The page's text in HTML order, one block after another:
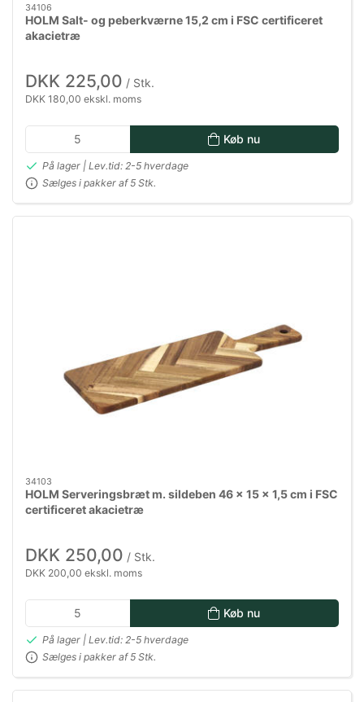
34106
HOLM Salt- og peberkværne 15,2 cm i FSC certificeret
akacietræ
DKK 225,00 / Stk.
DKK 180,00 ekskl. moms
Køb nu
På lager | Lev.tid: 2-5 hverdage
Sælges i pakker af 5 Stk.
34103
HOLM Serveringsbræt m. sildeben 46 x 15 x 1,5 cm i FSC
certificeret akacietræ
DKK 250,00 / Stk.
DKK 200,00 ekskl. moms
Køb nu
På lager | Lev.tid: 2-5 hverdage
Sælges i pakker af 5 Stk.